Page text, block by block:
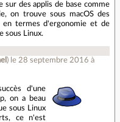
sur des applis de base comme
on trouve sous macOS des
en termes d'ergonomie et de
sous Linux.
) le 28 septembre 2016 à
d'une
on a beau
sous Linux
ce n'est